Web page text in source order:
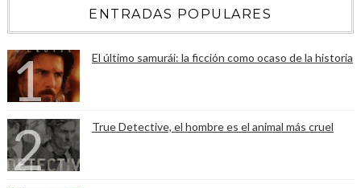
ENTRADAS POPULARES
El último samurái: la ficción como ocaso de la historia
True Detective, el hombre es el animal más cruel